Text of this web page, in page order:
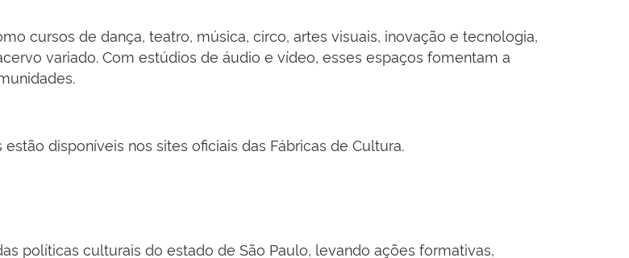
cursos de dança, teatro, música, circo, artes visuais, inovação e tecnologia,
variado. Com estúdios de áudio e vídeo, esses espaços fomentam a
disponíveis nos sites oficiais das Fábricas de Cultura.
políticas culturais do estado de São Paulo, levando ações formativas,